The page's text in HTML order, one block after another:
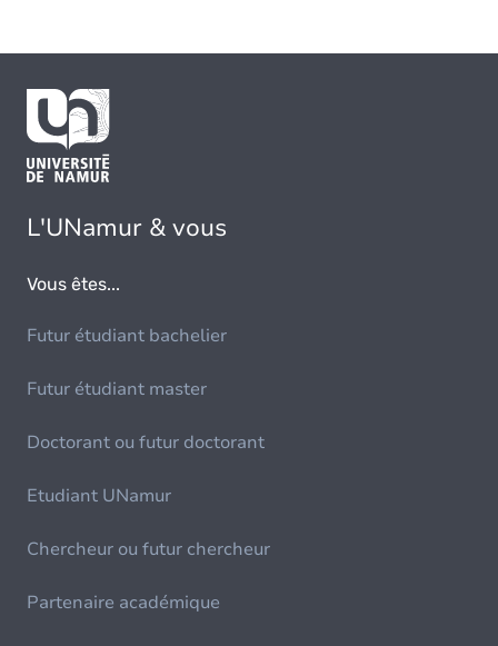
L'UNamur & vous
Vous êtes...
Futur étudiant bachelier
Futur étudiant master
Doctorant ou futur doctorant
Etudiant UNamur
Chercheur ou futur chercheur
Partenaire académique